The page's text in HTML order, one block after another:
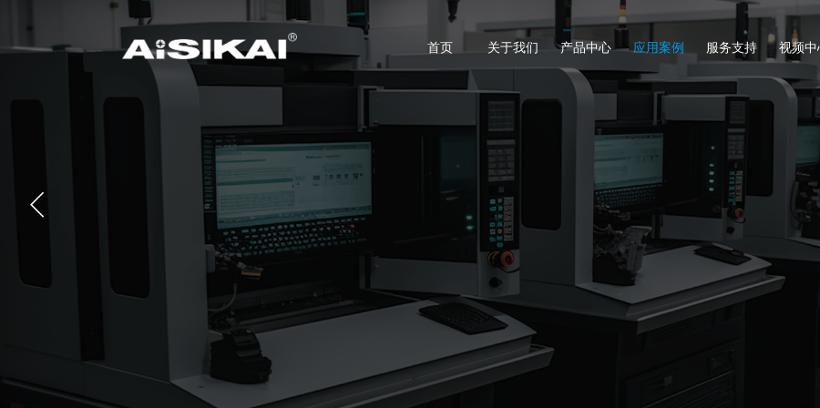
首页 关于我们 产品中心 应用案例 服务支持 视频中